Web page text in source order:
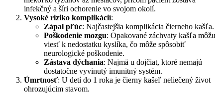
infekčný a šíri ochorenie vo svojom okolí.
Vysoké riziko komplikácií:
Zápal pľúc: Najčastejšia komplikácia čierneho kašľa.
Poškodenie mozgu: Opakované záchvaty kašľa môžu
viesť k nedostatku kyslíka, čo môže spôsobiť
neurologické poškodenie.
Zástava dýchania: Najmä u dojčiat, ktoré nemajú
dostatočne vyvinutý imunitný systém.
Úmrtnosť: U detí do 1 roka je čierny kašeľ neliečený život
ohrozujúcim stavom.